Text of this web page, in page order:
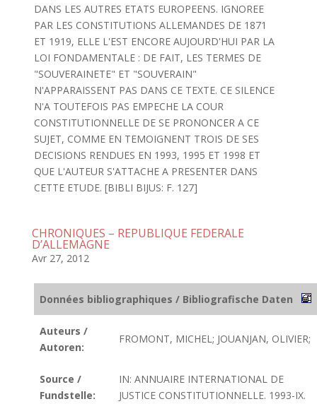
DANS LES AUTRES ETATS EUROPEENS. IGNOREE
PAR LES CONSTITUTIONS ALLEMANDES DE 1871
ET 1919, ELLE L'EST ENCORE AUJOURD'HUI PAR LA
LOI FONDAMENTALE : DE FAIT, LES TERMES DE
"SOUVERAINETE" ET "SOUVERAIN"
N'APPARAISSENT PAS DANS CE TEXTE. CE SILENCE
N'A TOUTEFOIS PAS EMPECHE LA COUR
CONSTITUTIONNELLE DE SE PRONONCER A CE
SUJET, COMME EN TEMOIGNENT TROIS DE SES
DECISIONS RENDUES EN 1993, 1995 ET 1998 ET
QUE L'AUTEUR S'ATTACHE A PRESENTER DANS
CETTE ETUDE. [BIBLI BIJUS: F. 127]
CHRONIQUES – REPUBLIQUE FEDERALE
D’ALLEMAGNE
Avr 27, 2012
Données bibliographiques / Bibliografische Daten
Auteurs /
Autoren:
FROMONT, MICHEL; JOUANJAN, OLIVIER;
Source /
Fundstelle:
IN: ANNUAIRE INTERNATIONAL DE
JUSTICE CONSTITUTIONNELLE. 1993-IX.